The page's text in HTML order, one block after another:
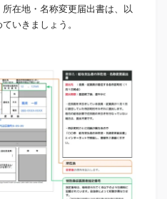
在地・名称変更届出書は、以
いきましょう。